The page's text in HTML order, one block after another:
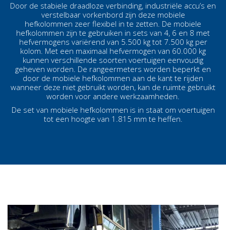
Door de stabiele draadloze verbinding, industriële accu’s en
verstelbaar vorkenbord zijn deze mobiele
hefkolommen zeer flexibel in te zetten. De mobiele
hefkolommen zijn te gebruiken in sets van 4, 6 en 8 met
hefvermogens variërend van 5.500 kg tot 7.500 kg per
kolom. Met een maximaal hefvermogen van 60.000 kg
kunnen verschillende soorten voertuigen eenvoudig
geheven worden. De rangeermeters worden beperkt en
door de mobiele hefkolommen aan de kant te rijden
wanneer deze niet gebruikt worden, kan de ruimte gebruikt
worden voor andere werkzaamheden.
De set van mobiele hefkolommen is in staat om voertuigen
tot een hoogte van 1.815 mm te heffen.